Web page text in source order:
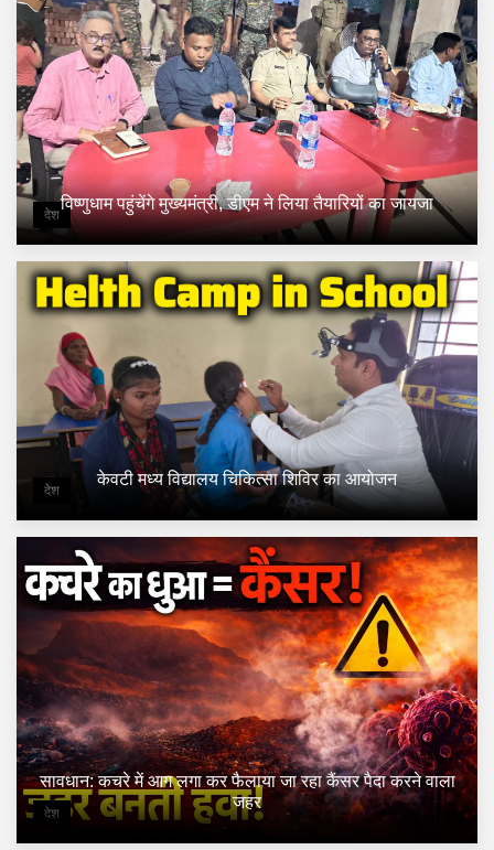
देश
विष्णुधाम पहुंचेंगे मुख्यमंत्री, डीएम ने लिया तैयारियों का जायजा
देश
केवटी मध्य विद्यालय चिकित्सा शिविर का आयोजन
देश
सावधान: कचरे में आग लगा कर फैलाया जा रहा कैंसर पैदा करने वाला
जहर